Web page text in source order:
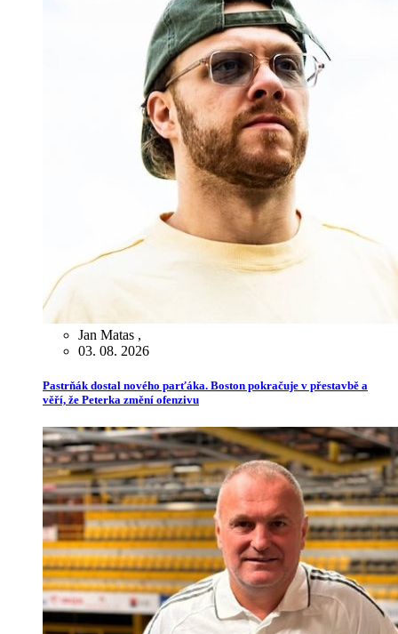
Jan Matas ,
03. 08. 2026
Pastrňák dostal nového parťáka. Boston pokračuje v přestavbě a
věří, že Peterka změní ofenzivu